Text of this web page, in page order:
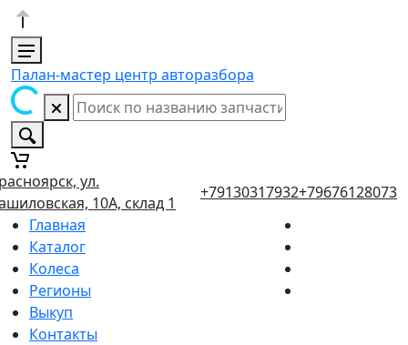
Палан-мастер центр авторазбора
ул.
10А, склад 1
+79130317932+79676128073
Главная
Каталог
Колеса
Регионы
Выкуп
Контакты